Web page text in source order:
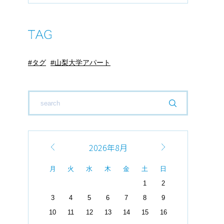
タグ 山梨大学アパート
2026年8月
月 火 水 木 金 土
日
1
2
3
4 5 6 7 8
9
10
11 12 13 14 15
16